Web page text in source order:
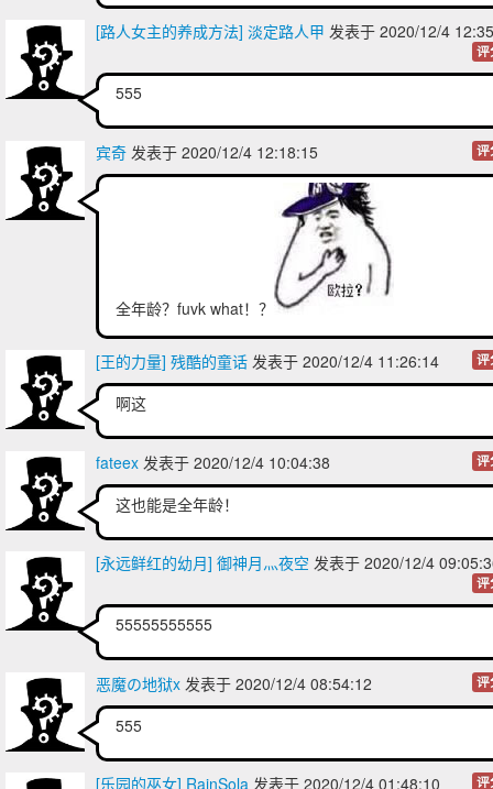
[路人女主的养成方法] 淡定路人甲 发表于 2020/12/4
评
555
宾奇 发表于 2020/12/4 12:18:15 评
全年龄？fuvk what！？
[王的力量] 残酷的童话 发表于 2020/12/4 11:26:14 评
啊这
fateex 发表于 2020/12/4 10:04:38 评
这也能是全年龄！
[永远鲜红的幼月] 御神月灬夜空 发表于 2020/12/4
评
55555555555
恶魔の地狱x 发表于 2020/12/4 08:54:12 评
555
[乐园的巫女] RainSola 发表于 2020/12/4 01:48:10 评